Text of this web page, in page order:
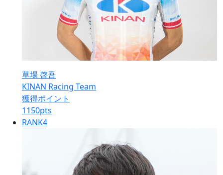
草場 啓吾
KINAN Racing Team
獲得ポイント
1150pts
RANK4